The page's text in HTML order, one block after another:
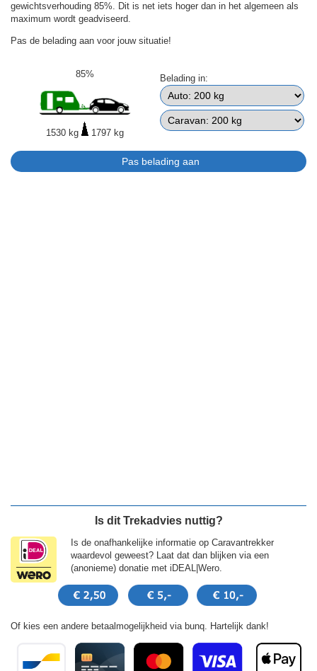
gewichtsverhouding 85%. Dit is net iets hoger dan in het algemeen als
maximum wordt geadviseerd.
Pas de belading aan voor jouw situatie!
85%
1530 kg 1797 kg
Belading in:
Is dit Trekadvies nuttig?
Is de onafhankelijke informatie op Caravantrekker
waardevol geweest? Laat dat dan blijken via een
(anonieme) donatie met iDEAL|Wero.
Of kies een andere betaalmogelijkheid via bunq. Hartelijk dank!